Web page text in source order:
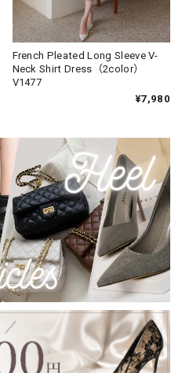
French Pleated Long Sleeve V-
Neck Shirt Dress（2color）
V1477
¥7,980